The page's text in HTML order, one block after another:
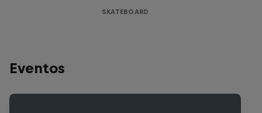
SKATEBOARD
Eventos